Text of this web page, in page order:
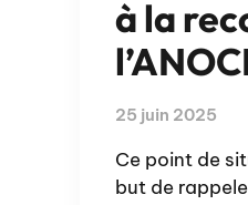
à la
25 juin 2025
Ce point de
but de